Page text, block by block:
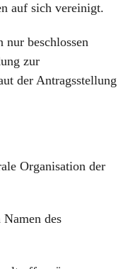
auf sich vereinigt.
nur beschlossen
zur
der Antragsstellung
Organisation der
des